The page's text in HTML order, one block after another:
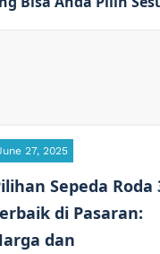
27, 2025
Sepeda Roda
di Pasaran:
dan